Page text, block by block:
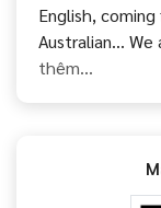
English,
Australian...
thêm...